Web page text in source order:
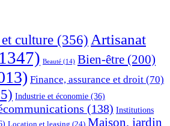
culture (356) Artisanat
Beauté (14) Bien-être (200)
Finance, assurance et droit (70)
Industrie et économie (36)
(138) Institutions
Maison, jardin